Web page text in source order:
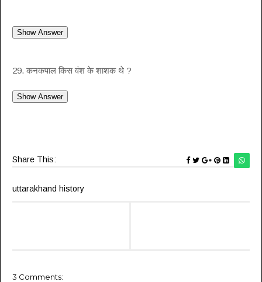
29. कनकपाल किस वंश के शाशक थे ?
Share This:
uttarakhand history
3 Comments: